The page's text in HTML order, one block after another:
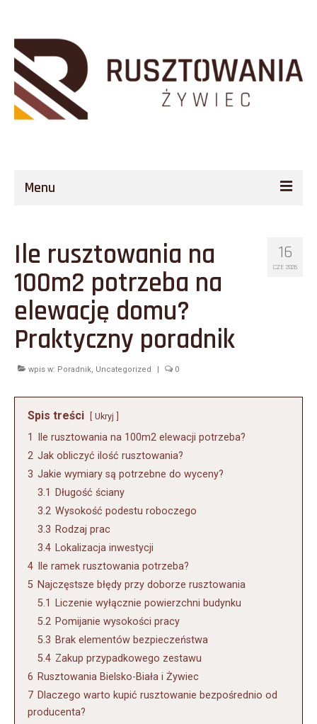
Menu
Rusztowania
Opis Techniczny
Finansowanie
Kontakt
16
CZE 2026
Ile rusztowania na
100m2 potrzeba na
elewację domu?
Praktyczny poradnik
wpis w: Poradnik, Uncategorized | 0
Spis treści Ukryj
1
Ile rusztowania na 100m2 elewacji potrzeba?
2 Jak obliczyć ilość rusztowania?
3 Jakie wymiary są potrzebne do wyceny?
3.1
Długość ściany
3.2 Wysokość podestu roboczego
3.3 Rodzaj prac
3.4 Lokalizacja inwestycji
4
Ile ramek rusztowania potrzeba?
5 Najczęstsze błędy przy doborze rusztowania
5.1
Liczenie wyłącznie powierzchni budynku
5.2 Pomijanie wysokości pracy
5.3 Brak elementów bezpieczeństwa
5.4 Zakup przypadkowego zestawu
6 Rusztowania Bielsko-Biała i Żywiec
7 Dlaczego warto kupić rusztowanie bezpośrednio od
producenta?